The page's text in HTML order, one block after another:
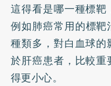
這得看是哪一種標靶
例如肺癌常用的標靶
種類多，對白血球
於肝癌患者，比較
得更小心。